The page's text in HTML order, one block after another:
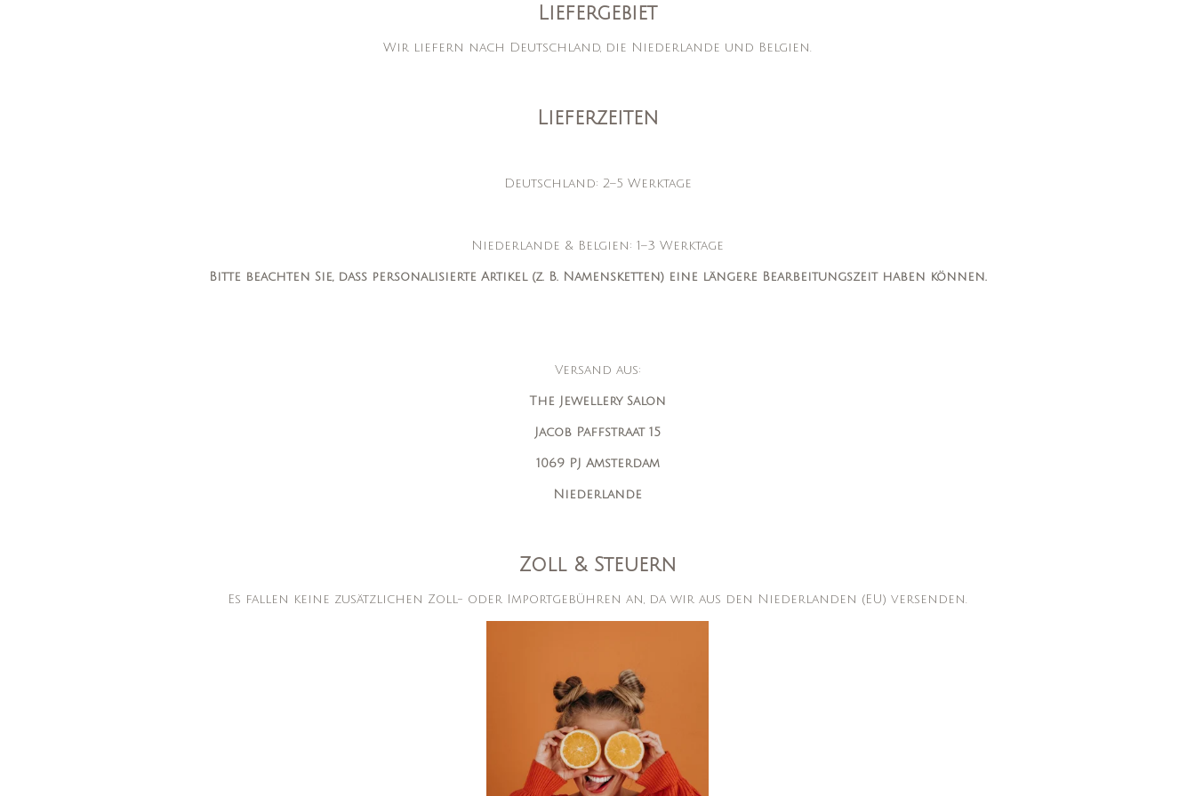
Liefergebiet
Wir liefern nach Deutschland, die Niederlande und Belgien.
Lieferzeiten
Deutschland: 2–5 Werktage
Niederlande & Belgien: 1–3 Werktage
Bitte beachten Sie, dass personalisierte Artikel (z. B. Namensketten) eine längere Bearbeitungszeit haben können.
Versand aus:
The Jewellery Salon
Jacob Paffstraat 15
1069 PJ Amsterdam
Niederlande
Zoll & Steuern
Es fallen keine zusätzlichen Zoll- oder Importgebühren an, da wir aus den Niederlanden (EU) versenden.